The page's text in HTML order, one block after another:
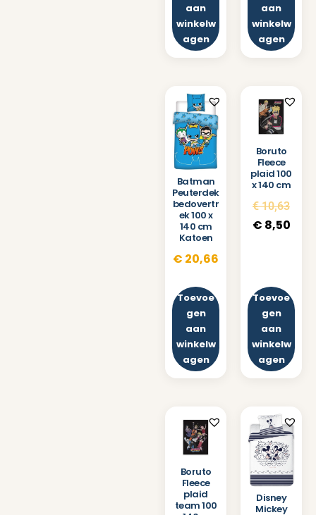
aan
winkelw
agen
aan
winkelw
agen
Batman
Peuterdek
bedovertr
ek 100 x
140 cm
Katoen
€ 20,66
Toevoe
gen
aan
winkelw
agen
Boruto
Fleece
plaid 100
x 140 cm
€10,63
€ 8,50
Toevoe
gen
aan
winkelw
agen
Boruto
Fleece
plaid
team 100
Disney
Mickey